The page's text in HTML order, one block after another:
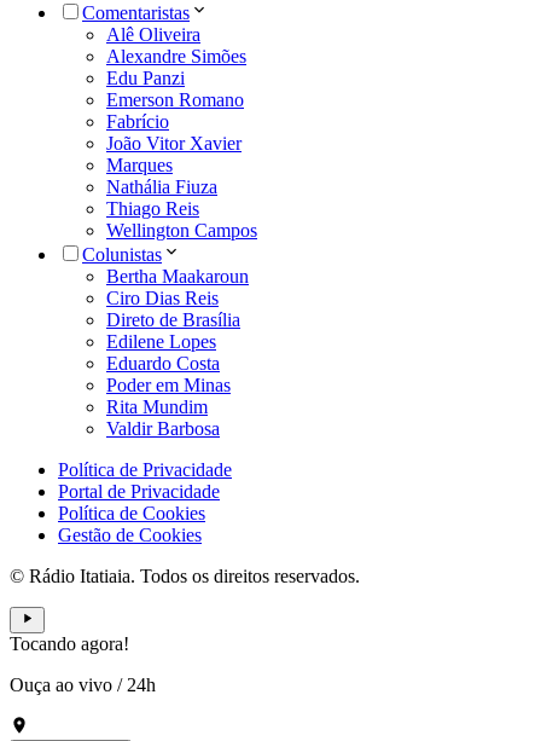
Comentaristas
Alê Oliveira
Alexandre Simões
Edu Panzi
Emerson Romano
Fabrício
João Vitor Xavier
Marques
Nathália Fiuza
Thiago Reis
Wellington Campos
Colunistas
Bertha Maakaroun
Ciro Dias Reis
Direto de Brasília
Edilene Lopes
Eduardo Costa
Poder em Minas
Rita Mundim
Valdir Barbosa
Política de Privacidade
Portal de Privacidade
Política de Cookies
Gestão de Cookies
© Rádio Itatiaia. Todos os direitos reservados.
Tocando agora!
Ouça ao vivo / 24h